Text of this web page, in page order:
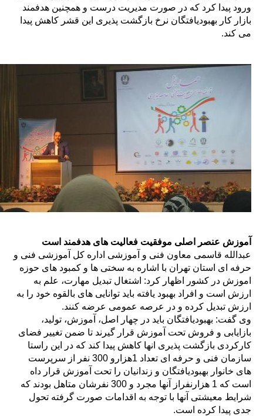
ورود پیدا کرد که در صورت مدیریت درست و همچنین هدفمند
بازار کار بهبودیافتگان نرخ بازگشت پذیری این قشر کاهش پیدا
می کند.
آموزش عنصر اصلی موفقیت فعالیت های هدفمند است
عبدالله قاسمی معاون فنی و آموزشی اداره کل آموزشی فنی و
حرفه ای استان تهران با اشاره به سختی ها و کمبود های حوزه
اموزش در کشور اظهار کرد: اشتغال تبدیل مهارت، علم به
ارزش است و افراد بهبود یافته باید توانایی های بالقوه خود را به
ارزش تبدیل کرده و در عرصه عمومی عرضه کنند.
وی گفت: بهبودیافتگان باید در چهار اصل، آموزش، تولید،
بازایابی و فروش تحت آموزش قرار گیرند تا ضمن تغییر فضای
کارکردی بازگشت پذیری انها کاهش پیدا کند که در این راستا
سازمان فنی و حرفه ای تعداد 1هزارو 300 نفر از سرپرست
های خانوار بهبودیافتگان و زندانیان را تحت آموزش قرار داه
است که 1 هزارنفراز آنها مجرد و 300 نفرشان متاهل بودند که
شرایط معیشتی آنها با توجه به اقدامات صورت گرفته تحول
جدی پیدا کرده است.